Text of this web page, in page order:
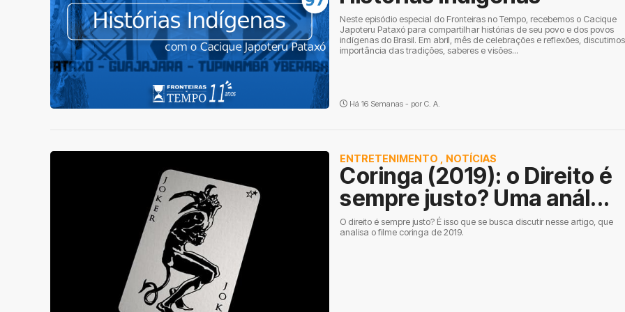
Neste episódio especial do Fronteiras no Tempo, recebemos o Cacique
Japoteru Pataxó para compartilhar histórias de seu povo e dos povos
indígenas do Brasil. Em abril, mês de celebrações e reflexões,
importância das tradições, saberes e visões...
Há 16 Semanas - por C. A.
ENTRETENIMENTO NOTÍCIAS
Coringa (2019): o Direito é
sempre justo? Uma anál...
O direito é sempre justo? É isso que se busca discutir nesse artigo, que
analisa o filme coringa de 2019.